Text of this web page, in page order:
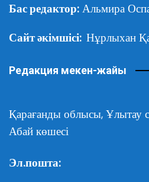
Бас редактор: Альмира
Сайт әкімшісі: Нұрлыхан
Редакция мекен-жайы
Қарағанды облысы, Ұлытау
Абай көшесі
Эл.пошта: